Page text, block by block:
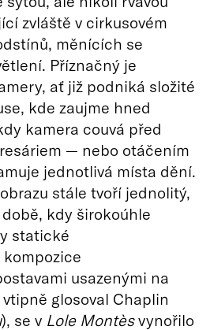
zvláště v cirkusovém
měnících se
Příznačný je
ať již podniká složité
kde zaujme hned
kamera couvá před
— nebo otáčením
jednotlivá místa dění.
stále tvoří jednolitý,
kdy širokoúhle
statické
usazenými na
glosoval Chaplin
), se v Lole Montèsvynořilo